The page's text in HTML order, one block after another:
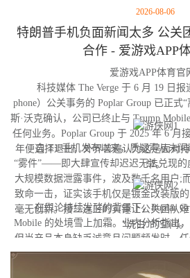
2026-08-06
特朗普手机负面新闻太多 公关
合作 - 爱游戏APP
爱游戏APP体育官
科技媒体 The Verge 于 6 月 19 日报
phone）公关事务的 Poplar Group 已正式
斯·沃克确认，公司已终止与 Trump
任何业务。Poplar Group 于 2025 年 6 月
年便选择退出，外界普遍认为这是面对
举。
自 T1 手机发布以来，质疑声从未间
“雾件”——即大肆宣传却迟迟无法兑现的
大规模数据泄露事件，波及数千名用户;
致命一击，证实该手机仅是镀金改装版
毫无创新。接二连三的实锤让公关团队
“洗白”的空间。
在舆论持续发酵的背景下，Poplar
Mobile 的处境雪上加霜。业内分析指出
但当产品本身缺乏诚意且问题频发时，
力。目前，T1 手机官方尚未就